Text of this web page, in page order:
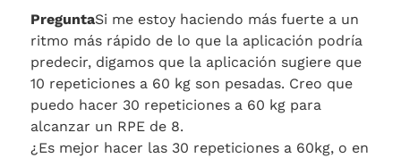
PreguntaSi me estoy haciendo más fuerte a un
ritmo más rápido de lo que la aplicación podría
predecir, digamos que la aplicación sugiere que
10 repeticiones a 60 kg son pesadas. Creo que
puedo hacer 30 repeticiones a 60 kg para
alcanzar un RPE de 8.
¿Es mejor hacer las 30 repeticiones a 60kg, o en